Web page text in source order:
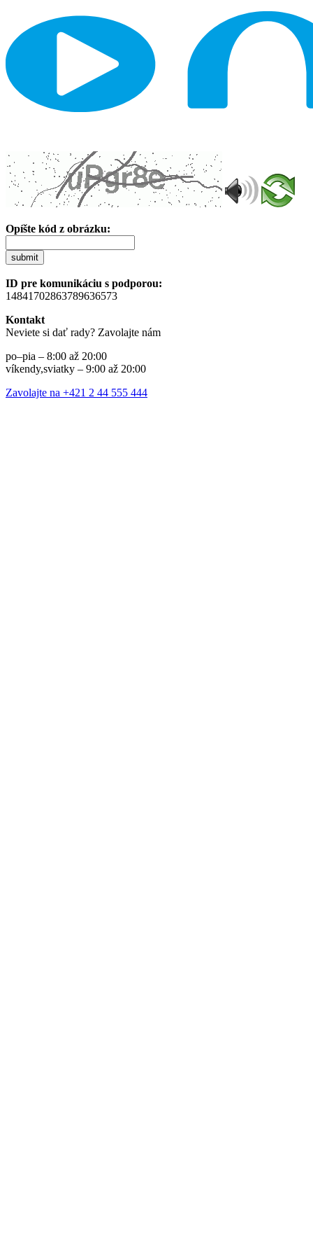
Opíšte kód z obrázku:
submit
ID pre komunikáciu s podporou:
14841702863789636573
Kontakt
Neviete si dať rady? Zavolajte nám
po–pia – 8:00 až 20:00
víkendy,sviatky – 9:00 až 20:00
Zavolajte na +421 2 44 555 444